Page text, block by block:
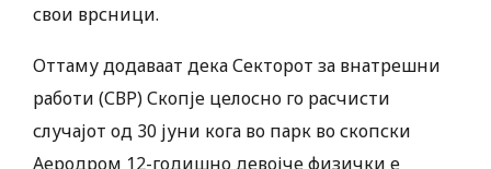
свои врсници.
Оттаму додаваат дека Секторот за внатрешни
работи (СВР) Скопје целосно го расчисти
случајот од 30 јуни кога во парк во скопски
Аеродром 12-годишно девојче физички е